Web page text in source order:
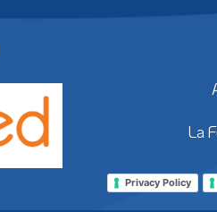
La
Privacy Policy